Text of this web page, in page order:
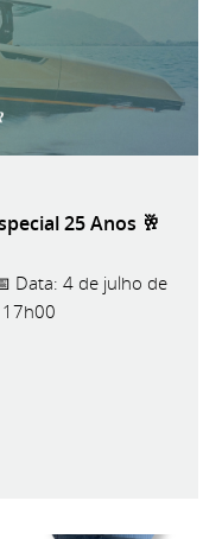
25 Anos 🥂
Data: 4 de julho de